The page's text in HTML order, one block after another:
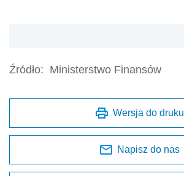
Źródło: Ministerstwo Finansów
Wersja do druku
Napisz do nas